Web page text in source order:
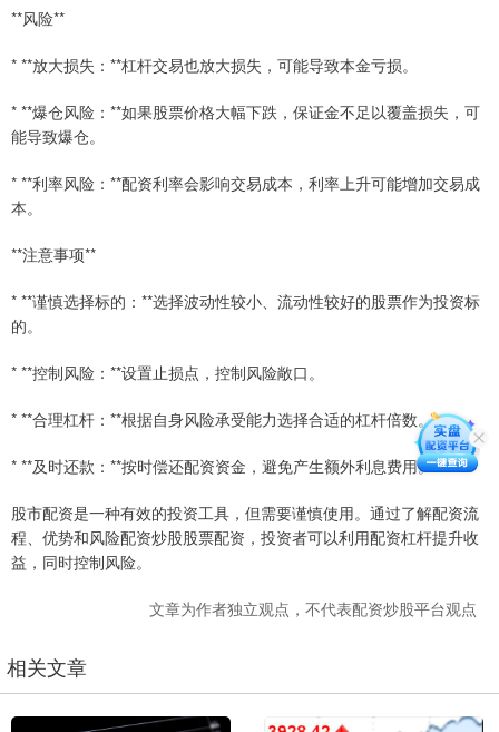
**风险**
* **放大损失：**杠杆交易也放大损失，可能导致本金亏损。
* **爆仓风险：**如果股票价格大幅下跌，保证金不足以覆盖损失，可
能导致爆仓。
* **利率风险：**配资利率会影响交易成本，利率上升可能增加交易成
本。
**注意事项**
* **谨慎选择标的：**选择波动性较小、流动性较好的股票作为投资标
的。
* **控制风险：**设置止损点，控制风险敞口。
* **合理杠杆：**根据自身风险承受能力选择合适的杠杆倍数。
* **及时还款：**按时偿还配资资金，避免产生额外利息费用。
股市配资是一种有效的投资工具，但需要谨慎使用。通过了解配资流
程、优势和风险配资炒股股票配资，投资者可以利用配资杠杆提升收
益，同时控制风险。
文章为作者独立观点，不代表配资炒股平台观点
相关文章